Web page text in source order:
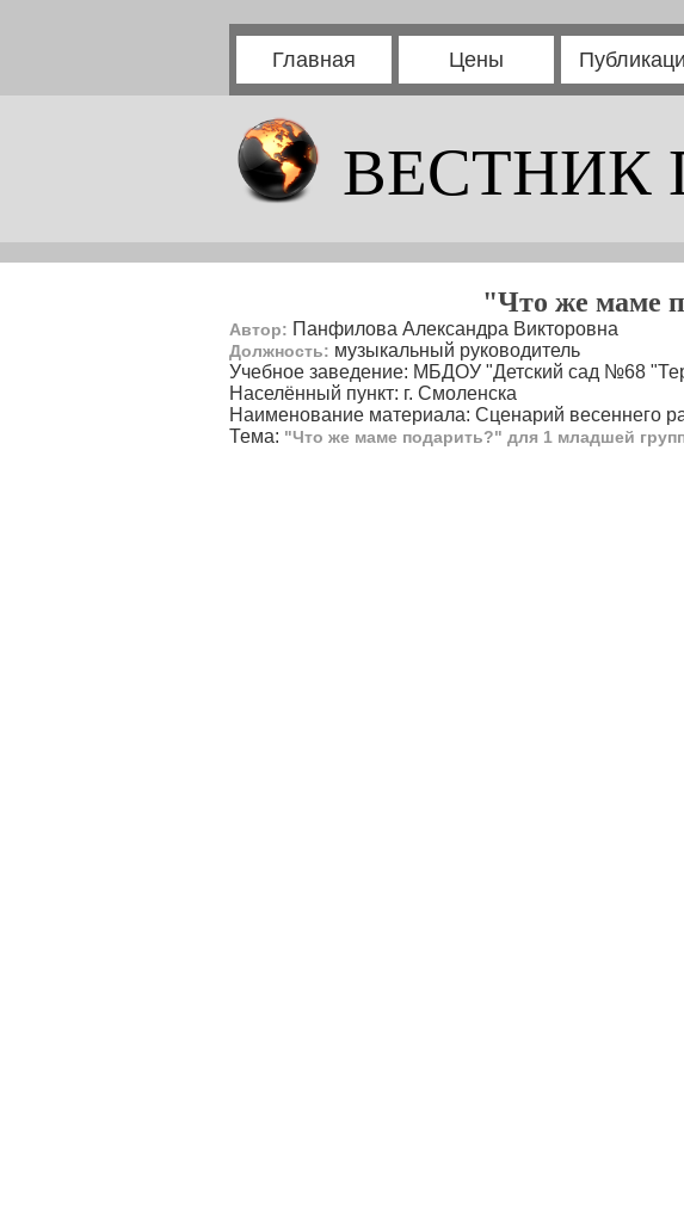
Главная Цены
ВЕСТНИК
"Что же маме
Автор: Панфилова Александра Викторовна
Должность: музыкальный руководитель
Учебное заведение: МБДОУ "Детский сад №68
Населённый пункт: г. Смоленска
Наименование материала: Сценарий весеннего
Тема: "Что же маме подарить?" для 1 младшей